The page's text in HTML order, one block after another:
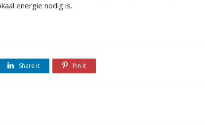
energie nodig is.
Share it Pin it